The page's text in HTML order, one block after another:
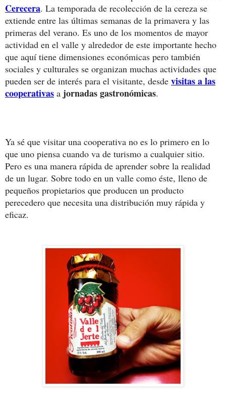
Cerecera. La temporada de recolección de la cereza se
extiende entre las últimas semanas de la primavera y las
primeras del verano. Es uno de los momentos de mayor
actividad en el valle y alrededor de este importante hecho
que aquí tiene dimensiones económicas pero también
sociales y culturales se organizan muchas actividades que
pueden ser de interés para el visitante, desde visitas a las
cooperativas a jornadas gastronómicas.
Ya sé que visitar una cooperativa no es lo primero en lo
que uno piensa cuando va de turismo a cualquier sitio.
Pero es una manera rápida de aprender sobre la realidad
de un lugar. Sobre todo en un valle como éste, lleno de
pequeños propietarios que producen un producto
perecedero que necesita una distribución muy rápida y
eficaz.